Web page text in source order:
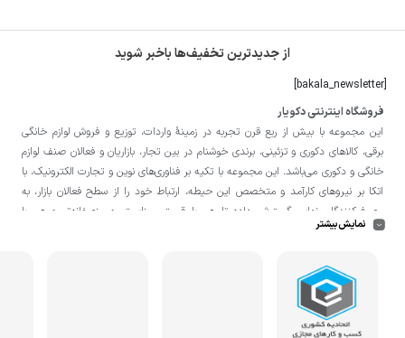
از جدیدترین تخفیف‌ها باخبر شوید
فروشگاه اینترنتی دکویار
این مجموعه با بيش از ربع قرن تجربه در زمينۀ واردات، توزيع و فروش لوازم خانگی
برقی، کالاهای دکوری و تزئینی، برندی خوشنام در بين تجار، بازاريان و فعالان صنف لوازم
خانگی و دکوری می‌باشد. این مجموعه با تكيه بر فناوری‌های نوين و تجارت الكترونيک، با
اتکا بر نيروهای كارآمد و متخصص اين حيطه، ارتباط خود را از سطح فعالان بازار، به
مصرف‌كنندگان نهايی گسترش داده تا هم با قيمتی مناسبتر و منصفانه‌تر و هم با
خدماتی گسترده‌تر و كيفی‌تر در خدمت هموطنان عزیز در اقصی نقاط ميهنمان باشد.
کالا از انبار تنها در صورت ثبت سفارش قبلی از طریق سایت و انتخاب زمان، امکان پذیر
نمایش بیشتر